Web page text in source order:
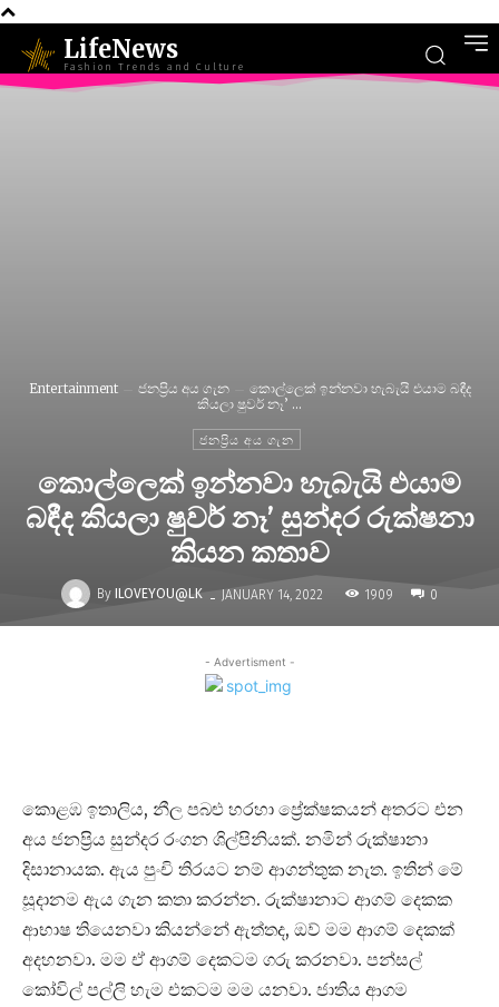
LifeNews
Fashion Trends and Culture
Entertainment ජනප්‍රිය අය ගැන
කොල්ලෙක් ඉන්නවා හැබැයි එයාම බඳීද
කියලා ෂුවර් නෑ’ ...
ජනප්‍රිය අය ගැන
කොල්ලෙක් ඉන්නවා හැබැයි එයාම
බඳීද කියලා ෂුවර් නෑ’ සුන්දර රුක්ෂනා
කියන කතාව
By ILOVEYOU@LK - JANUARY 14, 2022 1909 0
- Advertisment -
කොළඹ ඉතාලිය, නීල පබළු හරහා ප්‍රේක්ෂකයන් අතරට එන
අය ජනප්‍රිය සුන්දර රංගන ශිල්පිනියක්. නමින් රුක්ෂානා
දිසානායක. ඇය පුංචි තිරයට නම් ආගන්තුක නැත. ඉතින් මේ
සූදානම ඇය ගැන කතා කරන්න. රුක්ෂානාට ආගම් දෙකක
ආභාෂ තියෙනවා කියන්නේ ඇත්තද, ඔව් මම ආගම් දෙකක්
අදහනවා. මම ඒ ආගම් දෙකටම ගරු කරනවා. පන්සල්
කෝවිල් පල්ලි හැම එකටම මම යනවා. ජාතිය ආගම